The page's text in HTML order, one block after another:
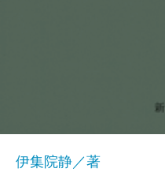
伊集院静／著